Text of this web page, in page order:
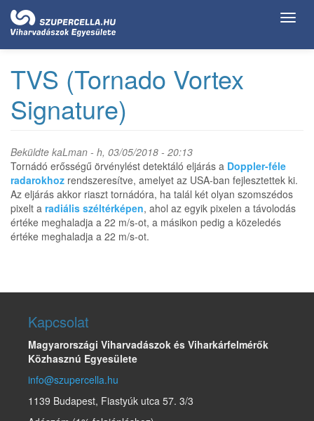
Ugrás
tartalomra
TVS (Tornado Vortex
Signature)
Beküldte kaLman - h, 03/05/2018 - 20:13
Tornádó erősségű örvénylést detektáló eljárás a Doppler-féle
radarokhoz rendszeresítve, amelyet az USA-ban fejlesztettek ki.
Az eljárás akkor riaszt tornádóra, ha talál két olyan szomszédos
pixelt a radiális széltérképen, ahol az egyik pixelen a távolodás
értéke meghaladja a 22 m/s-ot, a másikon pedig a közeledés
értéke meghaladja a 22 m/s-ot.
Kapcsolat
Magyarországi Viharvadászok és Viharkárfelmérők
Közhasznú Egyesülete
info@szupercella.hu
1139 Budapest, Fiastyúk utca 57. 3/3